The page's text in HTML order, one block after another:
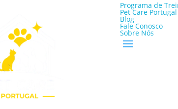
Programa de
Pet Care Portugal
Blog
Fale Conosco
Sobre Nós